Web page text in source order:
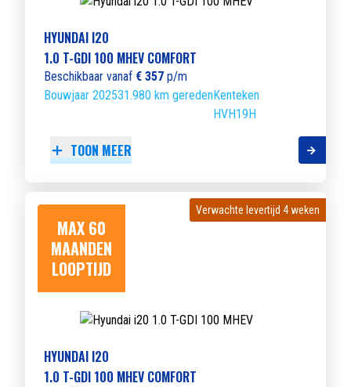
HYUNDAI I20
1.0 T-GDI 100 MHEV COMFORT
Beschikbaar vanaf € 357 p/m
Bouwjaar 202531.980 km geredenKenteken
HVH19H
TOON MEER
MAX 60
MAANDEN
LOOPTIJD
Verwachte levertijd 4 weken
Verwachte levertijd 4 weken
HYUNDAI I20
1.0 T-GDI 100 MHEV COMFORT